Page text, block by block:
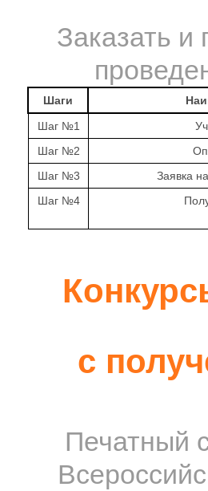
Заказать и
Шаги
Шаг №1
Шаг №2
Шаг №3
Заявка
Шаг №4
с
Печатный